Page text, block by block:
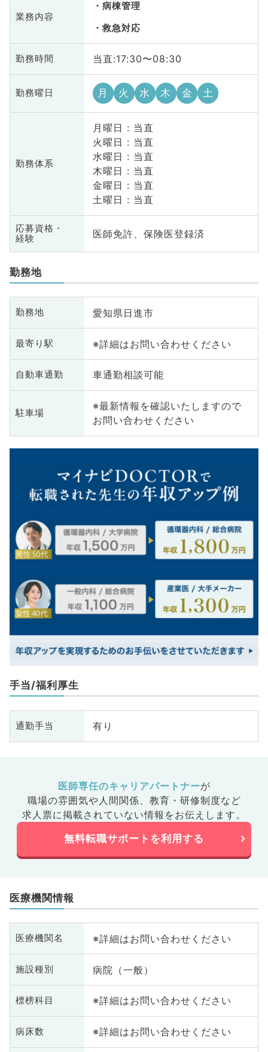
業務内容
病棟管理
救急対応
勤務時間 当直:17:30〜08:30
勤務曜日 月 火 水 木 金 土
勤務体系
月曜日 : 当直
火曜日 : 当直
水曜日 : 当直
木曜日 : 当直
金曜日 : 当直
土曜日 : 当直
応募資格・
経験
医師免許、保険医登録済
勤務地
勤務地 愛知県日進市
最寄り駅 ※詳細はお問い合わせください
自動車通勤 車通勤相談可能
駐車場
※最新情報を確認いたしますので
お問い合わせください
手当/福利厚生
通勤手当 有り
医師専任のキャリアパートナーが
職場の雰囲気や人間関係、 教育・研修制度など
求人票に掲載されていない情報をお伝えします。
無料転職サポートを利用する
医療機関情報
医療機関名 ※詳細はお問い合わせください
施設種別 病院（一般）
標榜科目 ※詳細はお問い合わせください
病床数 ※詳細はお問い合わせください